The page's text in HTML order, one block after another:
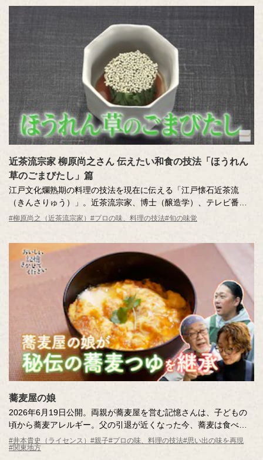
近茶流宗家 柳原尚之さん 伝えたい和食の技法「ほうれん
草のごまびたし」篇
江戸文化爛熟期の料理の技法を現在に伝える「江戸懐石近茶流
（きんさりゅう）」。近茶流宗家、博士（醸造学）、テレビ番組
の料理監修も多数手掛ける柳原尚之さんが、少しの工夫で料理が
#柳原尚之（近茶流宗家） #プロの味、料理の技法#旬の味覚
蕎麦屋の娘
2026年6月19日公開。両親が蕎麦屋を営む記憶さんは、子どもの
頃から蕎麦アレルギー。父の引退が近くなった今、蕎麦は食べら
れなくても「つゆ」の味を引き継ぎたいという強い思いを持って
います。老舗の蕎麦屋の「つゆ」の秘密を調査しながら、試行錯
#井本貴史（ライセンス） #親子#プロの味、料理の技法#思い出の味を再現
#関東地方